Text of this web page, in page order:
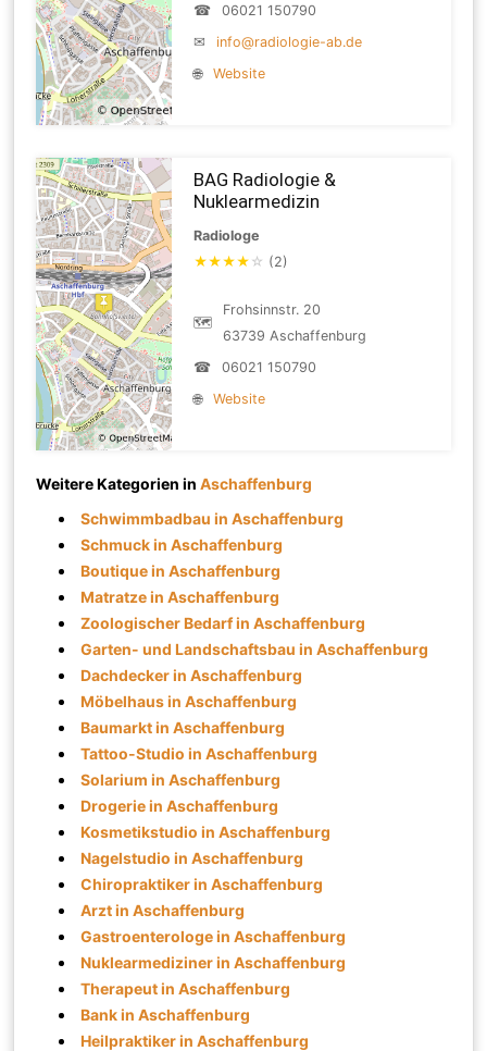
☎
06021 150790
✉
info@radiologie-ab.de
🌐
Website
BAG Radiologie &
Nuklearmedizin
Radiologe
★★★★ ☆ (2)
🗺
Frohsinnstr. 20
63739 Aschaffenburg
☎
06021 150790
🌐
Website
Weitere Kategorien inAschaffenburg
Schwimmbadbau in Aschaffenburg
Schmuck in Aschaffenburg
Boutique in Aschaffenburg
Matratze in Aschaffenburg
Zoologischer Bedarf in Aschaffenburg
Garten- und Landschaftsbau in Aschaffenburg
Dachdecker in Aschaffenburg
Möbelhaus in Aschaffenburg
Baumarkt in Aschaffenburg
Tattoo-Studio in Aschaffenburg
Solarium in Aschaffenburg
Drogerie in Aschaffenburg
Kosmetikstudio in Aschaffenburg
Nagelstudio in Aschaffenburg
Chiropraktiker in Aschaffenburg
Arzt in Aschaffenburg
Gastroenterologe in Aschaffenburg
Nuklearmediziner in Aschaffenburg
Therapeut in Aschaffenburg
Bank in Aschaffenburg
Heilpraktiker in Aschaffenburg